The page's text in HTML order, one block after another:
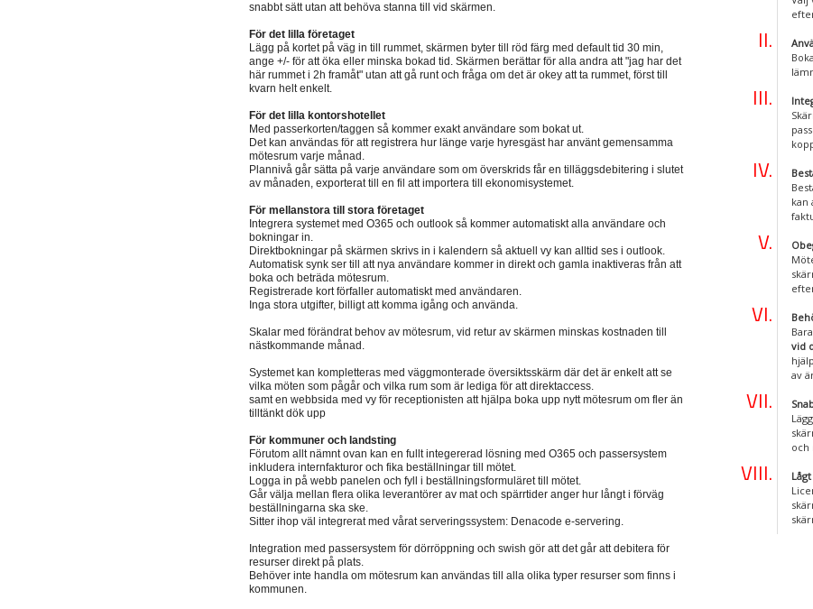
snabbt sätt utan att behöva stanna till vid skärmen.
För det lilla företaget
Lägg på kortet på väg in till rummet, skärmen byter till röd färg med default tid 30 min,
ange +/- för att öka eller minska bokad tid. Skärmen berättar för alla andra att "jag har det
här rummet i 2h framåt" utan att gå runt och fråga om det är okey att ta rummet, först till
kvarn helt enkelt.
För det lilla kontorshotellet
Med passerkorten/taggen så kommer exakt användare som bokat ut.
Det kan användas för att registrera hur länge varje hyresgäst har använt gemensamma
mötesrum varje månad.
Plannivå går sätta på varje användare som om överskrids får en tilläggsdebitering i slutet
av månaden, exporterat till en fil att importera till ekonomisystemet.
För mellanstora till stora företaget
Integrera systemet med O365 och outlook så kommer automatiskt alla användare och
bokningar in.
Direktbokningar på skärmen skrivs in i kalendern så aktuell vy kan alltid ses i outlook.
Automatisk synk ser till att nya användare kommer in direkt och gamla inaktiveras från att
boka och beträda mötesrum.
Registrerade kort förfaller automatiskt med användaren.
Inga stora utgifter, billigt att komma igång och använda.
Skalar med förändrat behov av mötesrum, vid retur av skärmen minskas kostnaden till
nästkommande månad.
Systemet kan kompletteras med väggmonterade översiktsskärm där det är enkelt att se
vilka möten som pågår och vilka rum som är lediga för att direktaccess.
samt en webbsida med vy för receptionisten att hjälpa boka upp nytt mötesrum om fler än
tilltänkt dök upp
För kommuner och landsting
Förutom allt nämnt ovan kan en fullt integererad lösning med O365 och passersystem
inkludera internfakturor och fika beställningar till mötet.
Logga in på webb panelen och fyll i beställningsformuläret till mötet.
Går välja mellan flera olika leverantörer av mat och spärrtider anger hur långt i förväg
beställningarna ska ske.
Sitter ihop väl integrerat med vårat serveringssystem: Denacode e-servering.
Integration med passersystem för dörröppning och swish gör att det går att debitera för
resurser direkt på plats.
Behöver inte handla om mötesrum kan användas till alla olika typer resurser som finns i
kommunen.
kan
vid
av
och